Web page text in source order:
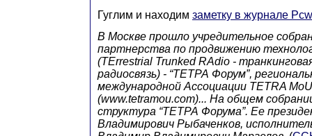
Гуглим и находим заметку в журнале
В Москве прошло учредительное
партнерства по продвижению
(TErrestrial Trunked RAdio -
радиосвязь) - “ТЕТРА Форум”,
международной Ассоциации TETRA MoU
(www.tetramou.com)... На общем
структура “ТЕТРА Форума”. Ее
Владимирович Рыбаченков,